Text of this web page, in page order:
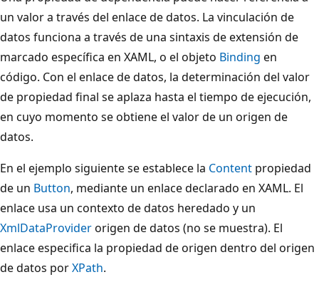
un valor a través del enlace de datos. La vinculación de
datos funciona a través de una sintaxis de extensión de
marcado específica en XAML, o el objeto Binding en
código. Con el enlace de datos, la determinación del valor
de propiedad final se aplaza hasta el tiempo de ejecución,
en cuyo momento se obtiene el valor de un origen de
datos.
En el ejemplo siguiente se establece la Content propiedad
de un Button, mediante un enlace declarado en XAML. El
enlace usa un contexto de datos heredado y un
XmlDataProviderorigen de datos (no se muestra). El
enlace especifica la propiedad de origen dentro del origen
de datos porXPath.